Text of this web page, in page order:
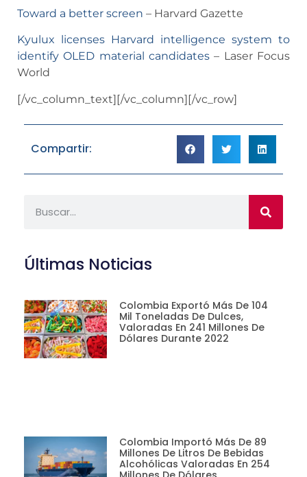
Toward a better screen – Harvard Gazette
Kyulux licenses Harvard intelligence system to
identify OLED material candidates – Laser Focus
World
[/vc_column_text][/vc_column][/vc_row]
Compartir:
Últimas Noticias
Colombia Exportó Más De 104
Mil Toneladas De Dulces,
Valoradas En 241 Millones De
Dólares Durante 2022
Colombia Importó Más De 89
Millones De Litros De Bebidas
Alcohólicas Valoradas En 254